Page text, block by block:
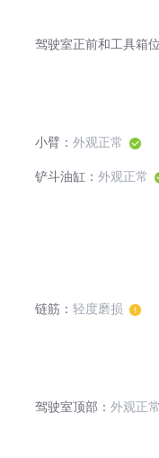
驾驶室正前和工具箱
小臂： 外观正常
铲斗油缸： 外观正常
链筋： 轻度磨损
驾驶室顶部： 外观正